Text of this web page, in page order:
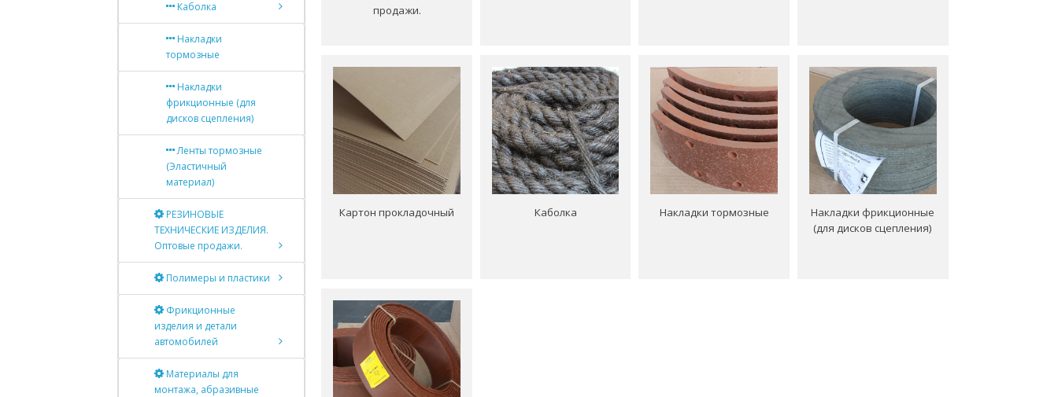
Каболка
Накладки
тормозные
Накладки
фрикционные (для
дисков сцепления)
Ленты тормозные
(Эластичный
материал)
РЕЗИНОВЫЕ
ТЕХНИЧЕСКИЕ ИЗДЕЛИЯ.
Оптовые продажи.
Полимеры и пластики
Фрикционные
изделия и детали
автомобилей
Материалы для
монтажа, абразивные
продажи.
Картон прокладочный Каболка Накладки тормозные
Накладки фрикционные
(для дисков сцепления)